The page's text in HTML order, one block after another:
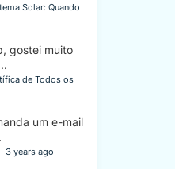
Solar: Quando
gostei muito
de Todos os
um e-mail
3 years ago